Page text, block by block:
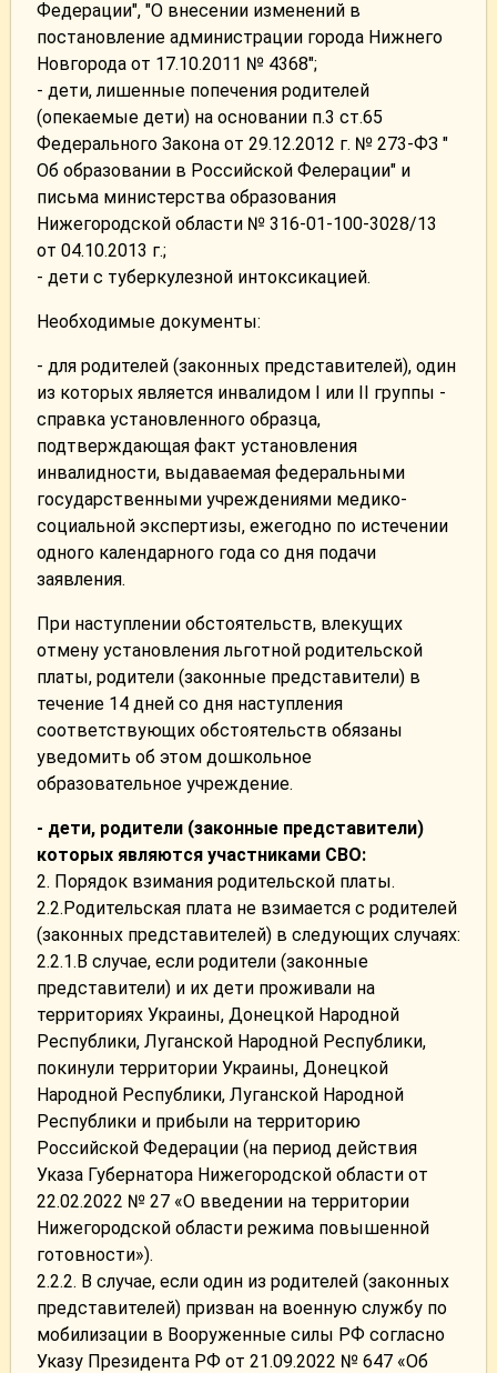
Федерации", "О внесении изменений в
постановление администрации города Нижнего
Новгорода от 17.10.2011 № 4368";
- дети, лишенные попечения родителей
(опекаемые дети) на основании п.3 ст.65
Федерального Закона от 29.12.2012 г. № 273-ФЗ "
Об образовании в Российской Фелерации" и
письма министерства образования
Нижегородской области № 316-01-100-3028/13
от 04.10.2013 г.;
- дети с туберкулезной интоксикацией.
Необходимые документы:
- для родителей (законных представителей), один
из которых является инвалидом I или II группы -
справка установленного образца,
подтверждающая факт установления
инвалидности, выдаваемая федеральными
государственными учреждениями медико-
социальной экспертизы, ежегодно по истечении
одного календарного года со дня подачи
заявления.
При наступлении обстоятельств, влекущих
отмену установления льготной родительской
платы, родители (законные представители) в
течение 14 дней со дня наступления
соответствующих обстоятельств обязаны
уведомить об этом дошкольное
образовательное учреждение.
- дети, родители (законные представители)
которых являются участниками СВО:
2. Порядок взимания родительской платы.
2.2.Родительская плата не взимается с родителей
(законных представителей) в следующих случаях:
2.2.1.В случае, если родители (законные
представители) и их дети проживали на
территориях Украины, Донецкой Народной
Республики, Луганской Народной Республики,
покинули территории Украины, Донецкой
Народной Республики, Луганской Народной
Республики и прибыли на территорию
Российской Федерации (на период действия
Указа Губернатора Нижегородской области от
22.02.2022 № 27 «О введении на территории
Нижегородской области режима повышенной
готовности»).
2.2.2. В случае, если один из родителей (законных
представителей) призван на военную службу по
мобилизации в Вооруженные силы РФ согласно
Указу Президента РФ от 21.09.2022 № 647 «Об